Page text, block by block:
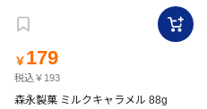
￥ 179
税込￥193
森永製菓 ミルクキャラメル 88g